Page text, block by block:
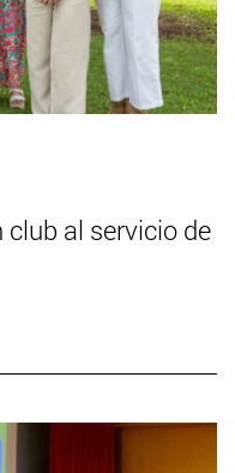
club al servicio de